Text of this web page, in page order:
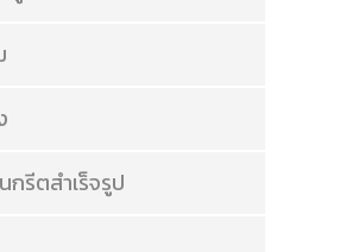
กรีตสำเร็จรูป